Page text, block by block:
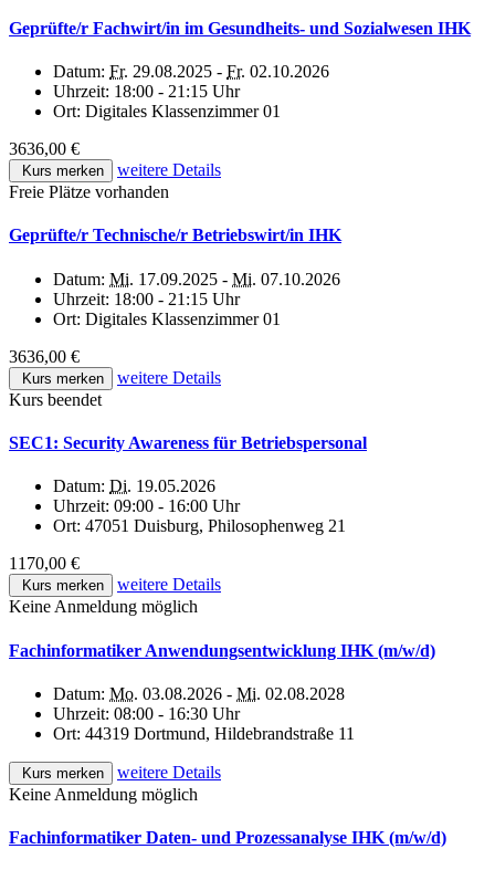
Geprüfte/r Fachwirt/in im Gesundheits- und Sozialwesen IHK
Datum: Fr. 29.08.2025 - Fr. 02.10.2026
Uhrzeit: 18:00 - 21:15 Uhr
Ort: Digitales Klassenzimmer 01
3636,00 €
Kurs merken
weitere Details
Freie Plätze vorhanden
Geprüfte/r Technische/r Betriebswirt/in IHK
Datum: Mi. 17.09.2025 - Mi. 07.10.2026
Uhrzeit: 18:00 - 21:15 Uhr
Ort: Digitales Klassenzimmer 01
3636,00 €
Kurs merken
weitere Details
Kurs beendet
SEC1: Security Awareness für Betriebspersonal
Datum: Di. 19.05.2026
Uhrzeit: 09:00 - 16:00 Uhr
Ort: 47051 Duisburg, Philosophenweg 21
1170,00 €
Kurs merken
weitere Details
Keine Anmeldung möglich
Fachinformatiker Anwendungsentwicklung IHK (m/w/d)
Datum: Mo. 03.08.2026 - Mi. 02.08.2028
Uhrzeit: 08:00 - 16:30 Uhr
Ort: 44319 Dortmund, Hildebrandstraße 11
Kurs merken
weitere Details
Keine Anmeldung möglich
Fachinformatiker Daten- und Prozessanalyse IHK (m/w/d)